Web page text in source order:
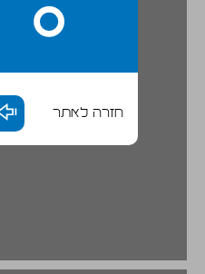
חזרה לאתר